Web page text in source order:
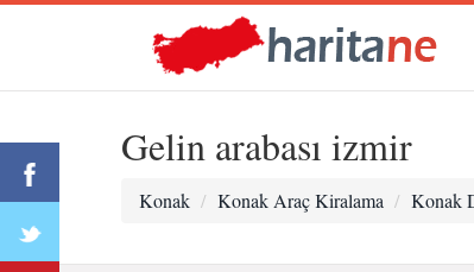
Gelin arabası izmir
Konak Konak Araç Kiralama Konak